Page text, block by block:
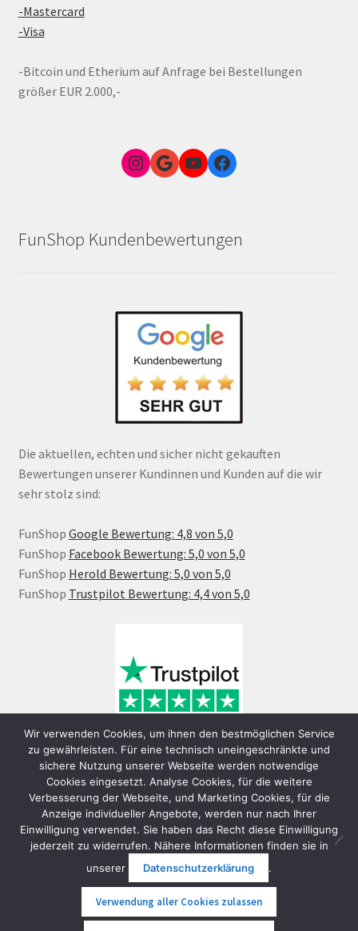
-Mastercard
-Visa
-Bitcoin und Etherium auf Anfrage bei Bestellungen
größer EUR 2.000,-
Instagram
Google Link zum FunShop WienYouTubeFacebook
FunShop Kundenbewertungen
Die aktuellen, echten und sicher nicht gekauften
Bewertungen unserer Kundinnen und Kunden auf die wir
sehr stolz sind:
FunShop Google Bewertung: 4,8 von 5,0
FunShop Facebook Bewertung: 5,0 von 5,0
FunShop Herold Bewertung: 5,0 von 5,0
FunShop Trustpilot Bewertung: 4,4 von 5,0
© FunShop Wien - Hochqualitative Elektromobilität 2026
Datenschutzerklärung
Erstellt mit WooCommerce
Wir verwenden Cookies, um ihnen den bestmöglichen Service
zu gewährleisten. Für eine technisch uneingeschränkte und
sichere Nutzung unserer Webseite werden notwendige
Cookies eingesetzt. Analyse Cookies, für die weitere
Verbesserung der Webseite, und Marketing Cookies, für die
Anzeige individueller Angebote, werden nur nach Ihrer
Einwilligung verwendet. Sie haben das Recht diese Einwilligung
jederzeit zu widerrufen. Nähere Informationen finden sie in
unserer
Datenschutzerklärung .
Verwendung aller Cookies zulassen